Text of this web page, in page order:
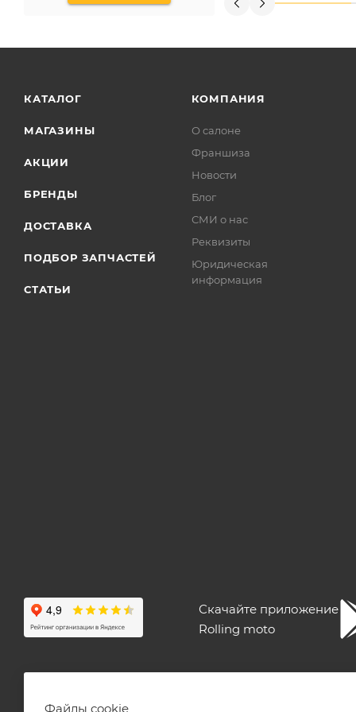
КАТАЛОГ
МАГАЗИНЫ
АКЦИИ
БРЕНДЫ
ДОСТАВКА
ПОДБОР ЗАПЧАСТЕЙ
СТАТЬИ
КОМПАНИЯ
О салоне
Франшиза
Новости
Блог
СМИ о нас
Реквизиты
Юридическая
информация
Скачайте приложение
Rolling moto
ПОЛЬЗОВАТЕЛЬСКОЕ СОГЛАШЕНИЕПУБЛИЧНАЯ
Файлы cookie